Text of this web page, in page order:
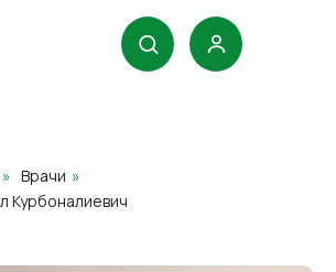
» Врачи »
Курбоналиевич